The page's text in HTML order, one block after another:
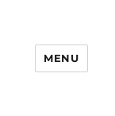
MENU